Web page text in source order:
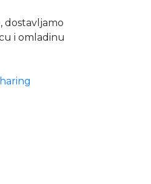
dostavljamo
i omladinu